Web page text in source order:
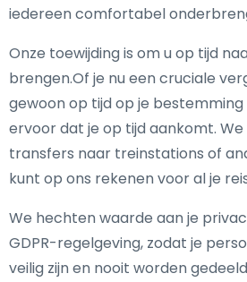
iedereen comfortabel
Onze toewijding is om u op tijd
brengen.Of je nu een cruciale
gewoon op tijd op je
ervoor dat je op tijd aankomt.
transfers naar treinstations of
kunt op ons rekenen voor al je
We hechten waarde aan je
GDPR-regelgeving, zodat je
veilig zijn en nooit worden